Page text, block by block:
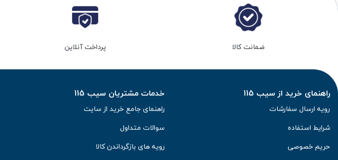
ضمانت کالا پرداخت آنلاین
راهنمای خرید از سیب 115
رویه ارسال سفارشات
شرایط استفاده
حریم خصوصی
خدمات مشتریان سیب 115
راهنمای جامع خرید از سایت
سوالات متداول
رویه های بازگرداندن کالا